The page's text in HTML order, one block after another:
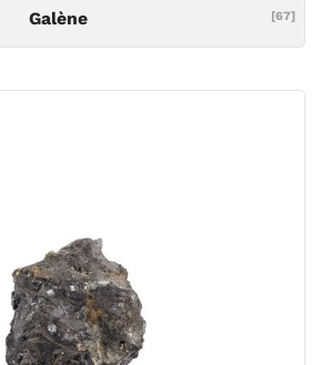
[67]
Galène